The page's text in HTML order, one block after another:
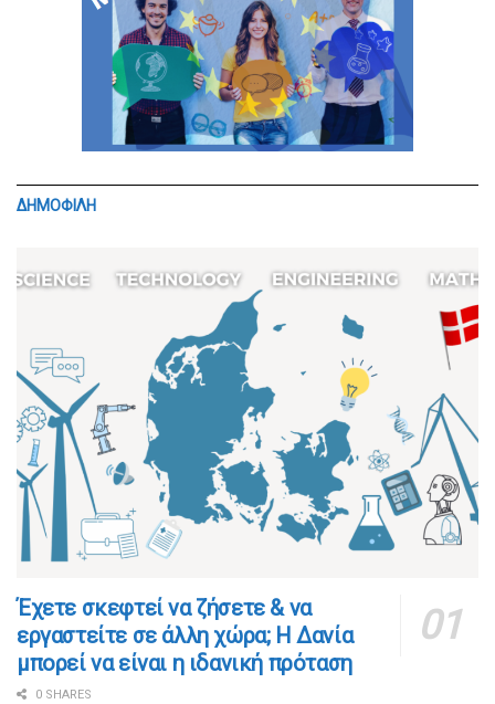
ΔΗΜΟΦΙΛΗ
​​Έχετε σκεφτεί να ζήσετε & να
εργαστείτε σε άλλη χώρα; Η Δανία
μπορεί να είναι η ιδανική πρόταση
0 SHARES